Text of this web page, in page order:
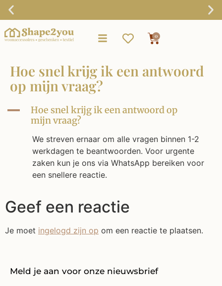
Gratis verzending vanaf €75,-
0
Hoe snel krijg ik een antwoord
op mijn vraag?
A
Hoe snel krijg ik een antwoord op
mijn vraag?
We streven ernaar om alle vragen binnen 1-2
werkdagen te beantwoorden. Voor urgente
zaken kun je ons via WhatsApp bereiken voor
een snellere reactie.
Geef een reactie
Je moet ingelogd zijn op om een reactie te plaatsen.
Meld je aan voor onze nieuwsbrief